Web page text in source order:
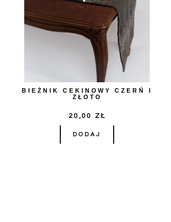
BIEŻNIK CEKINOWY CZERŃ I
ZŁOTO
20,00 ZŁ
DODAJ